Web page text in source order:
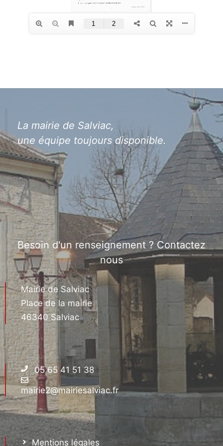
La mairie de Salviac,
une équipe toujours disponible.
Besoin d'un renseignement ? Contactez
nous
Mairie de Salviac
Place de la mairie
46340 Salviac
05 65 41 51 38
mairie2@mairiesalviac.fr
Mentions légales